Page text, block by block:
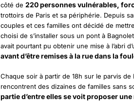
côté de 220 personnes vulnérables,
trottoirs de Paris et sa périphérie. Depuis
couples et ces familles ont décidé de
choisi de s’installer sous un pont à
avait pourtant pu obtenir une mise à l’abri
avant d’être remises à la rue dans la
Chaque soir à partir de 18h sur le parvis de
rencontrent des dizaines de familles sans
partie d’entre elles se voit proposer